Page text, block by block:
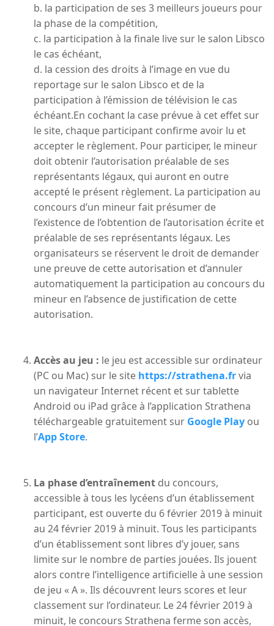
b. la participation de ses 3 meilleurs joueurs pour
la phase de la compétition,
c. la participation à la finale live sur le salon Libsco
le cas échéant,
d. la cession des droits à l’image en vue du
reportage sur le salon Libsco et de la
participation à l’émission de télévision le cas
échéant.En cochant la case prévue à cet effet sur
le site, chaque participant confirme avoir lu et
accepter le règlement. Pour participer, le mineur
doit obtenir l’autorisation préalable de ses
représentants légaux, qui auront en outre
accepté le présent règlement. La participation au
concours d’un mineur fait présumer de
l’existence de l’obtention de l’autorisation écrite et
préalable de ses représentants légaux. Les
organisateurs se réservent le droit de demander
une preuve de cette autorisation et d’annuler
automatiquement la participation au concours du
mineur en l’absence de justification de cette
autorisation.
Accès au jeu : le jeu est accessible sur ordinateur
(PC ou Mac) sur le site https://strathena.frvia
un navigateur Internet récent et sur tablette
Android ou iPad grâce à l’application Strathena
téléchargeable gratuitement sur Google Play ou
l’App Store.
La phase d’entraînement du concours,
accessible à tous les lycéens d’un établissement
participant, est ouverte du 6 février 2019 à minuit
au 24 février 2019 à minuit. Tous les participants
d’un établissement sont libres d’y jouer, sans
limite sur le nombre de parties jouées. Ils jouent
alors contre l’intelligence artificielle à une session
de jeu « A ». Ils découvrent leurs scores et leur
classement sur l’ordinateur. Le 24 février 2019 à
minuit, le concours Strathena ferme son accès,